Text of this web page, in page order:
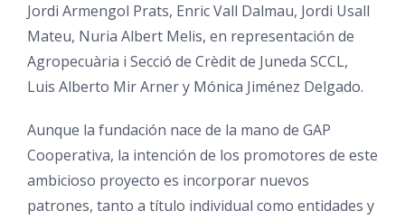
Jordi Armengol Prats, Enric Vall Dalmau, Jordi Usall
Mateu, Nuria Albert Melis, en representación de
Agropecuària i Secció de Crèdit de Juneda SCCL,
Luis Alberto Mir Arner y Mónica Jiménez Delgado.
Aunque la fundación nace de la mano de GAP
Cooperativa, la intención de los promotores de este
ambicioso proyecto es incorporar nuevos
patrones, tanto a título individual como entidades y